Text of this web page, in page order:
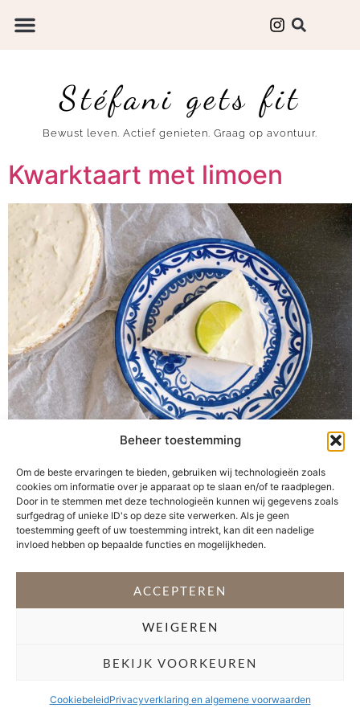
Beheer toestemming
Om de beste ervaringen te bieden, gebruiken wij technologieën zoals
cookies om informatie over je apparaat op te slaan en/of te raadplegen.
Door in te stemmen met deze technologieën kunnen wij gegevens zoals
surfgedrag of unieke ID's op deze site verwerken. Als je geen
toestemming geeft of uw toestemming intrekt, kan dit een nadelige
invloed hebben op bepaalde functies en mogelijkheden.
ACCEPTEREN
WEIGEREN
BEKIJK VOORKEUREN
CookiebeleidPrivacyverklaring en algemene voorwaarden
Stéfani gets fit
Bewust leven. Actief genieten. Graag op avontuur.
Kwarktaart met limoen
De bodem is gemaakt van o.a. havermout en dadels en
de kwarklaag is lekker fris met limoen. Een heerlijke
combinatie! Je kunt deze taart natuurlijk ook prima eten
als tussendoortje. Ingrediënten bodem120 gram
havermout100 ml kokosolie (gesmolten)6 dadels
(Nakheel Alya)evt. tl kaneel of koek- […]
Copyright 2026 Stéfani Warning – Privacyverklaring